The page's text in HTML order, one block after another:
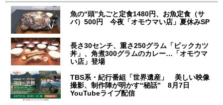
魚の“頭”丸ごと定食1480円、お魚定食（サ
バ）500円 今夜「オモウマい店」夏休みSP
長さ30センチ、重さ250グラム「ビックカツ
丼」、角煮300グラムのカレー…「オモウマ
い店」登場
TBS系・紀行番組「世界遺産」 美しい映像
撮影、制作陣が明かす“秘話” 8月7日
YouTubeライブ配信